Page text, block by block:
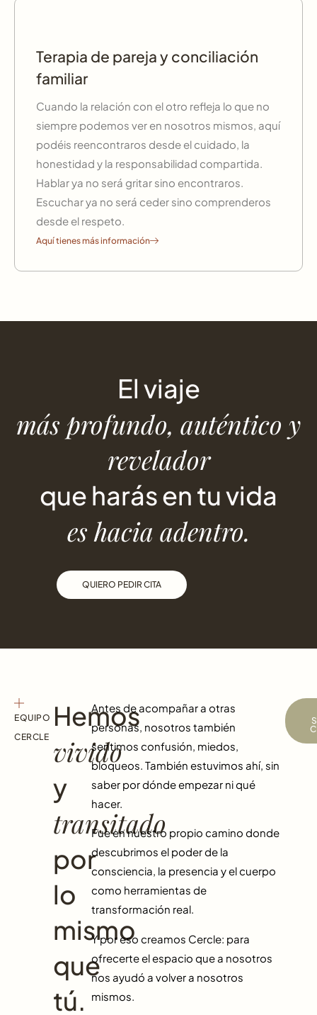
Terapia de pareja y conciliación
familiar
Cuando la relación con el otro refleja lo que no
siempre podemos ver en nosotros mismos, aquí
podéis reencontraros desde el cuidado, la
honestidad y la responsabilidad compartida.
Hablar ya no será gritar sino encontraros.
Escuchar ya no será ceder sino comprenderos
desde el respeto.
Aquí tienes más información
El viaje
más profundo, auténtico y
revelador
que harás en tu vida
es hacia adentro.
QUIERO PEDIR CITA
EQUIPO
CERCLE
Hemos
vivido
y
transitado
por
lo
mismo
que
tú.
Antes de acompañar a otras
personas, nosotros también
sentimos confusión, miedos,
bloqueos. También estuvimos ahí, sin
saber por dónde empezar ni qué
hacer.
Fue en nuestro propio camino donde
descubrimos el poder de la
consciencia, la presencia y el cuerpo
como herramientas de
transformación real.
Y por eso creamos Cercle: para
ofrecerte el espacio que a nosotros
nos ayudó a volver a nosotros
mismos.